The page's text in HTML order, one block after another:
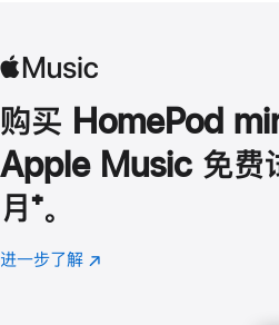
购买 HomePod
Apple Music 免费
月 脚
注
⁺。
进一步了解 Apple
(在